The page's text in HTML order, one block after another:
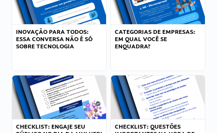
INOVAÇÃO PARA TODOS:
ESSA CONVERSA NÃO É SÓ
SOBRE TECNOLOGIA
CATEGORIAS DE EMPRESAS:
EM QUAL VOCÊ SE
ENQUADRA?
CHECKLIST: ENGAJE SEU
CHECKLIST: QUESTÕES